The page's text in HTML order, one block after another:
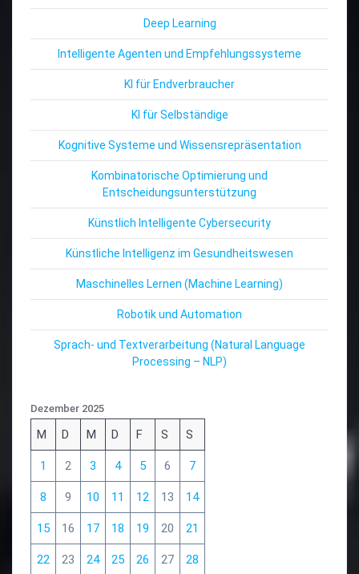
Deep Learning
Intelligente Agenten und Empfehlungssysteme
KI für Endverbraucher
KI für Selbständige
Kognitive Systeme und Wissensrepräsentation
Kombinatorische Optimierung und
Entscheidungsunterstützung
Künstlich Intelligente Cybersecurity
Künstliche Intelligenz im Gesundheitswesen
Maschinelles Lernen (Machine Learning)
Robotik und Automation
Sprach- und Textverarbeitung (Natural Language
Processing – NLP)
Dezember 2025
M D M D F S S
1 2 3 4 5 6 7
8 9 10 11 12 13 14
15 16 17 18 19 20 21
22 23 24 25 26 27 28